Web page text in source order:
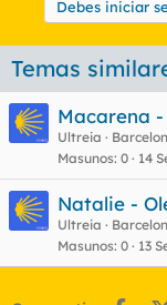
Debes iniciar
Temas
Macarena
Ultreia
Masunos 0 14
Natalie -
Ultreia
Masunos 0 13